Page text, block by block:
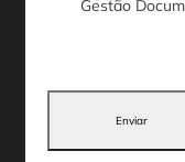
Gestão
Enviar